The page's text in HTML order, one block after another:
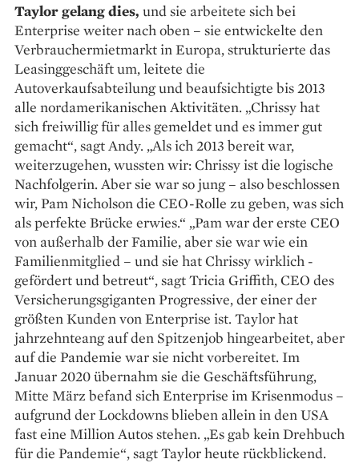
Taylor gelang dies, und sie arbeitete sich bei
Enterprise weiter nach oben – sie entwickelte den
Verbrauchermietmarkt in Europa, strukturierte das
Leasinggeschäft um, leitete die
Autoverkaufsabteilung und beaufsichtigte bis 2013
alle nordamerikanischen Aktivi­täten. „Chrissy hat
sich freiwillig für alles gemeldet und es immer gut
gemacht“, sagt Andy. „Als ich 2013 bereit war,
weiterzugehen, wussten wir: Chrissy ist die logische
Nachfolgerin. Aber sie war so jung – also beschlossen
wir, Pam Nicholson die CEO-Rolle zu geben, was sich
als perfekte Brücke erwies.“ „Pam war der erste CEO
von außerhalb der Familie, aber sie war wie ein
Familien­mitglied – und sie hat Chrissy wirklich ­
gefördert und betreut“, sagt Tricia Griffith, CEO des
Versicherungsgiganten Progressive, der einer der
größten Kunden von Enterprise ist. Taylor hat
jahrzehnteang auf den Spitzenjob hingearbeitet, aber
auf die Pandemie war sie nicht vorbereitet. Im
Januar 2020 übernahm sie die Geschäftsführung,
Mitte März befand sich Enterprise im Krisenmodus –
aufgrund der Lockdowns blieben allein in den USA
fast eine Million Autos stehen. „Es gab kein Drehbuch
für die Pandemie“, sagt Taylor heute rückblickend.